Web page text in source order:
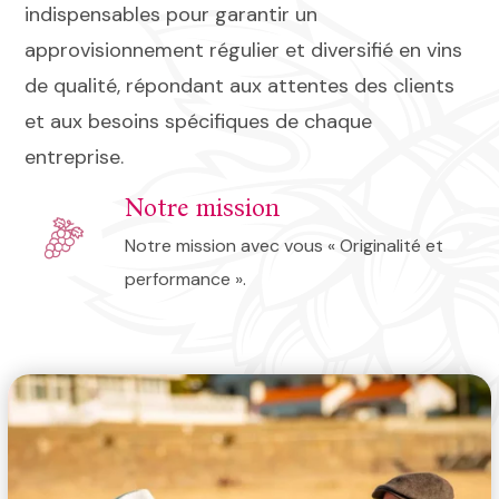
indispensables pour garantir un
approvisionnement régulier et diversifié en vins
de qualité, répondant aux attentes des clients
et aux besoins spécifiques de chaque
entreprise.
Notre mission
Notre mission avec vous « Originalité et
performance ».